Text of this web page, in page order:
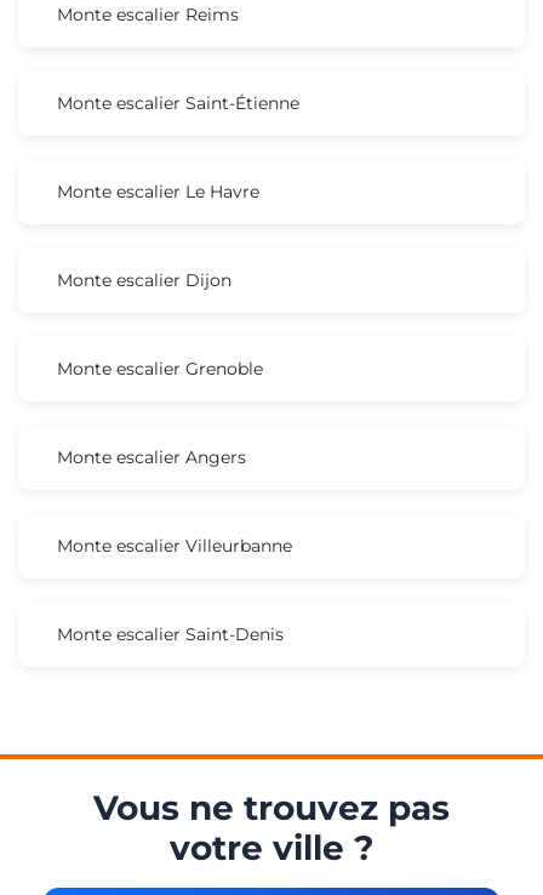
Monte escalier Reims
Monte escalier Saint-Étienne
Monte escalier Le Havre
Monte escalier Dijon
Monte escalier Grenoble
Monte escalier Angers
Monte escalier Villeurbanne
Monte escalier Saint-Denis
Vous ne trouvez pas
votre ville ?